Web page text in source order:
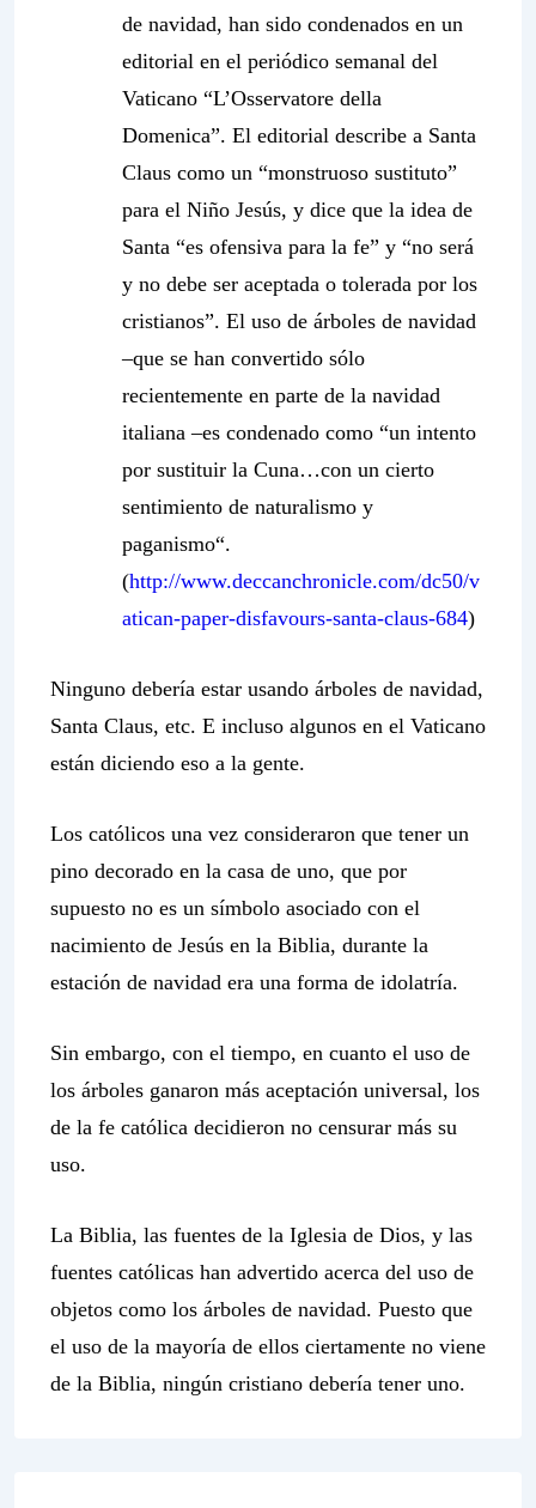
de navidad, han sido condenados en un
editorial en el periódico semanal del
Vaticano “L’Osservatore della
Domenica”. El editorial describe a Santa
Claus como un “monstruoso sustituto”
para el Niño Jesús, y dice que la idea de
Santa “es ofensiva para la fe” y “no será
y no debe ser aceptada o tolerada por los
cristianos”. El uso de árboles de navidad
–que se han convertido sólo
recientemente en parte de la navidad
italiana –es condenado como “un intento
por sustituir la Cuna…con un cierto
sentimiento de naturalismo y
paganismo“.
(http://www.deccanchronicle.com/dc50/v
atican-paper-disfavours-santa-claus-684)
Ninguno debería estar usando árboles de navidad,
Santa Claus, etc. E incluso algunos en el Vaticano
están diciendo eso a la gente.
Los católicos una vez consideraron que tener un
pino decorado en la casa de uno, que por
supuesto no es un símbolo asociado con el
nacimiento de Jesús en la Biblia, durante la
estación de navidad era una forma de idolatría.
Sin embargo, con el tiempo, en cuanto el uso de
los árboles ganaron más aceptación universal, los
de la fe católica decidieron no censurar más su
uso.
La Biblia, las fuentes de la Iglesia de Dios, y las
fuentes católicas han advertido acerca del uso de
objetos como los árboles de navidad. Puesto que
el uso de la mayoría de ellos ciertamente no viene
de la Biblia, ningún cristiano debería tener uno.